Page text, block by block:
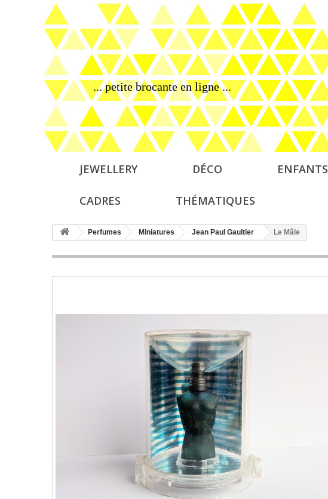
... petite brocante en ligne ...
JEWELLERY DÉCO ENFANTS
CADRES THÉMATIQUES
Perfumes Miniatures Jean Paul Gaultier Le Mâle